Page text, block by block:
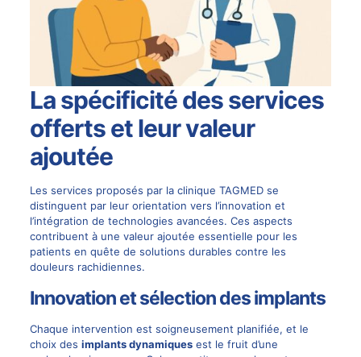
La spécificité des services
offerts et leur valeur
ajoutée
Les services proposés par la clinique TAGMED se
distinguent par leur orientation vers l’innovation et
l’intégration de technologies avancées. Ces aspects
contribuent à une valeur ajoutée essentielle pour les
patients en quête de solutions durables contre les
douleurs rachidiennes.
Innovation et sélection des implants
Chaque intervention est soigneusement planifiée, et le
choix des implants dynamiquesest le fruit d’une